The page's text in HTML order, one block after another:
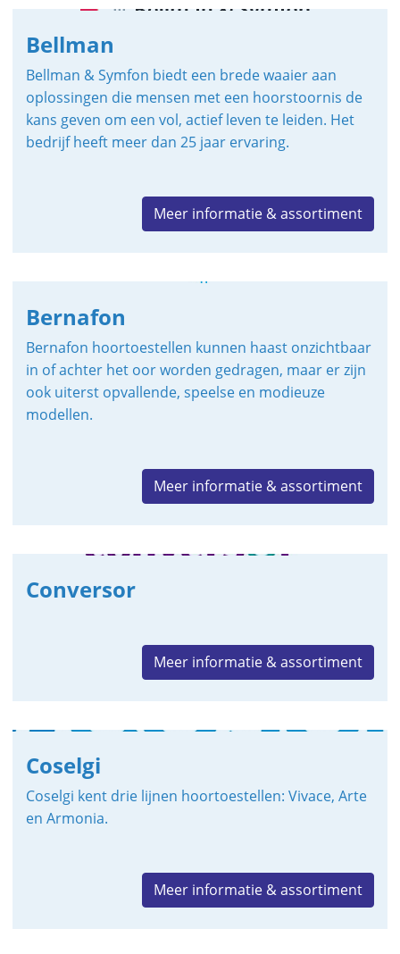
Bellman
Bellman & Symfon biedt een brede waaier aan
oplossingen die mensen met een hoorstoornis de
kans geven om een vol, actief leven te leiden. Het
bedrijf heeft meer dan 25 jaar ervaring.
Meer informatie & assortiment
Bernafon
Bernafon hoortoestellen kunnen haast onzichtbaar
in of achter het oor worden gedragen, maar er zijn
ook uiterst opvallende, speelse en modieuze
modellen.
Meer informatie & assortiment
Conversor
Meer informatie & assortiment
Coselgi
Coselgi kent drie lijnen hoortoestellen: Vivace, Arte
en Armonia.
Meer informatie & assortiment